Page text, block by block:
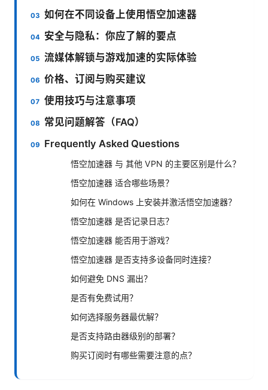
如何在不同设备上使用悟空加速器
安全与隐私：你应了解的要点
流媒体解锁与游戏加速的实际体验
价格、订阅与购买建议
使用技巧与注意事项
常见问题解答（FAQ）
Frequently Asked Questions
悟空加速器 与 其他 VPN 的主要区别是什么？
悟空加速器 适合哪些场景？
如何在 Windows 上安装并激活悟空加速器？
悟空加速器 是否记录日志？
悟空加速器 能否用于游戏？
悟空加速器 是否支持多设备同时连接？
如何避免 DNS 漏出？
是否有免费试用？
如何选择服务器最优解？
是否支持路由器级别的部署？
购买订阅时有哪些需要注意的点？